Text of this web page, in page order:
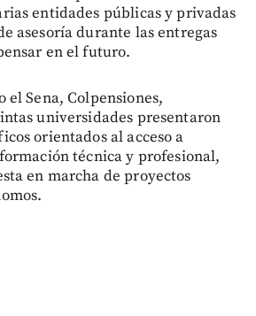
entidades públicas y privadas
asesoría durante las entregas
en el futuro.
el Sena, Colpensiones,
universidades presentaron
orientados al acceso a
técnica y profesional,
en marcha de proyectos